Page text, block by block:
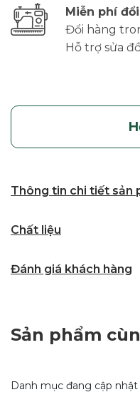
Miễn phí
Đổi hàng
Hỗ trợ sửa
Thông tin chi tiết sản
Chất liệu
Đánh giá khách hàng
Sản phẩm
Danh mục đang cập